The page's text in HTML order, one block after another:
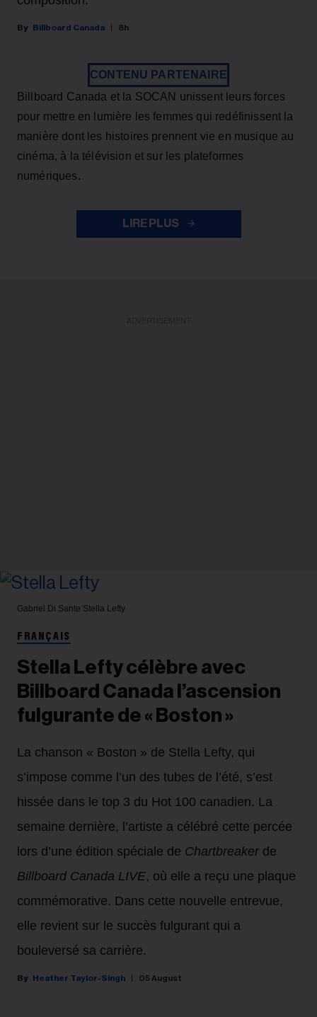
Billboard Canada 8h
CONTENU PARTENAIRE
Billboard Canada et la SOCAN unissent leurs forces
pour mettre en lumière les femmes qui redéfinissent la
manière dont les histoires prennent vie en musique au
cinéma, à la télévision et sur les plateformes
numériques.
LIRE PLUS
Gabriel Di Sante Stella Lefty
FRANÇAIS
Stella Lefty célèbre avec
Billboard Canada l’ascension
fulgurante de « Boston »
La chanson « Boston » de Stella Lefty, qui
s’impose comme l’un des tubes de l’été, s’est
hissée dans le top 3 du Hot 100 canadien. La
semaine dernière, l’artiste a célébré cette percée
lors d’une édition spéciale de Chartbreaker de
Billboard Canada LIVE, où elle a reçu une plaque
commémorative. Dans cette nouvelle entrevue,
elle revient sur le succès fulgurant qui a
bouleversé sa carrière.
Heather Taylor-Singh 05 August